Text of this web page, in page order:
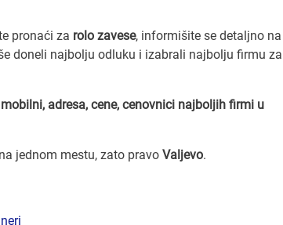
pronaći za rolo zavese, informišite se detaljno na
doneli najbolju odluku i izabrali najbolju firmu za
adresa, cene, cenovnici najboljih firmi u
na jednom mestu, zato pravo Valjevo.